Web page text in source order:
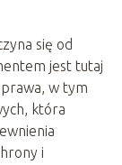
się od
jest tutaj
w tym
która
i